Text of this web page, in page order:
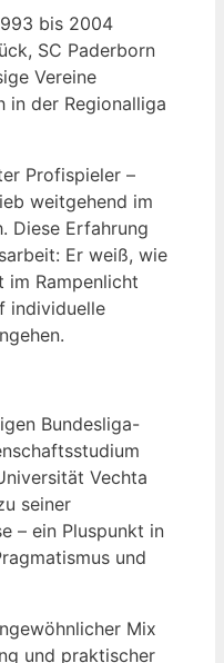
bis 2004
SC Paderborn
Vereine
in der Regionalliga
Profispieler –
weitgehend im
Diese Erfahrung
Er weiß, wie
im Rampenlicht
individuelle
Bundesliga-
Vechta
seiner
– ein Pluspunkt in
und
Mix
und praktischer